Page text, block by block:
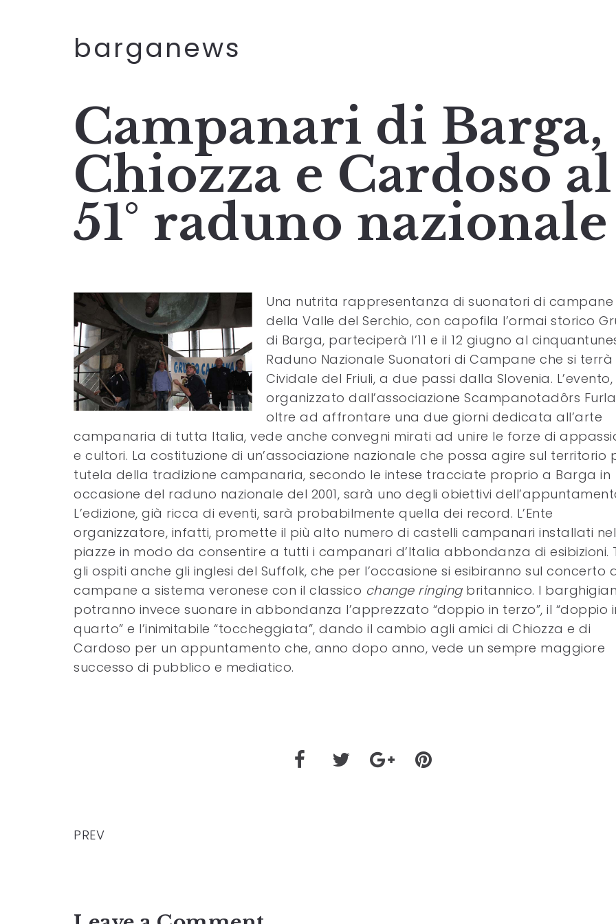
barganews
Campanari di Barga,
Chiozza e Cardoso al
51° raduno nazionale
Una nutrita rappresentanza di suonatori di campane
della Valle del Serchio, con capofila l’ormai storico
di Barga, parteciperà l’11 e il 12 giugno al
Raduno Nazionale Suonatori di Campane che si
Cividale del Friuli, a due passi dalla Slovenia. L’evento,
organizzato dall’associazione Scampanotadôrs
oltre ad affrontare una due giorni dedicata all’arte
campanaria di tutta Italia, vede anche convegni mirati ad unire le forze di
e cultori. La costituzione di un’associazione nazionale che possa agire sul territorio
tutela della tradizione campanaria, secondo le intese tracciate proprio a Barga in
occasione del raduno nazionale del 2001, sarà uno degli obiettivi
L’edizione, già ricca di eventi, sarà probabilmente quella dei record. L’Ente
organizzatore, infatti, promette il più alto numero di castelli campanari installati
piazze in modo da consentire a tutti i campanari d’Italia abbondanza di esibizioni.
gli ospiti anche gli inglesi del Suffolk, che per l’occasione si esibiranno sul concerto
campane a sistema veronese con il classico change ringingbritannico. I
potranno invece suonare in abbondanza l’apprezzato “doppio in terzo”, il “doppio
quarto” e l’inimitabile “toccheggiata”, dando il cambio agli amici di Chiozza e di
Cardoso per un appuntamento che, anno dopo anno, vede un sempre maggiore
successo di pubblico e mediatico.
PREV